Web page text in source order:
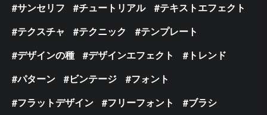
サンセリフ
チュートリアル
テキストエフェクト
テクスチャ
テクニック
テンプレート
デザインの種
デザインエフェクト
トレンド
パターン
ビンテージ
フォント
フラットデザイン
フリーフォント
ブラシ